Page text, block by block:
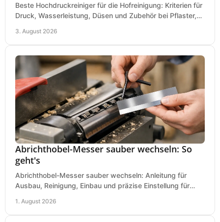
Beste Hochdruckreiniger für die Hofreinigung: Kriterien für
Druck, Wasserleistung, Düsen und Zubehör bei Pflaster,
3. August 2026
Abrichthobel-Messer sauber wechseln: So
geht's
Abrichthobel-Messer sauber wechseln: Anleitung für
Ausbau, Reinigung, Einbau und präzise Einstellung für
1. August 2026